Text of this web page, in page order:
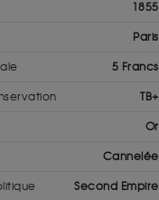
1855
Paris
5 Francs
TB+
Or
Cannelée
Second Empire